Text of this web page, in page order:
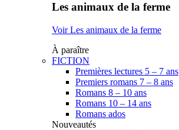
Les animaux de la ferme
Voir Les animaux de la ferme
À paraître
FICTION
Premières lectures 5 – 7 ans
Premiers romans 7 – 8 ans
Romans 8 – 10 ans
Romans 10 – 14 ans
Romans ados
Nouveautés